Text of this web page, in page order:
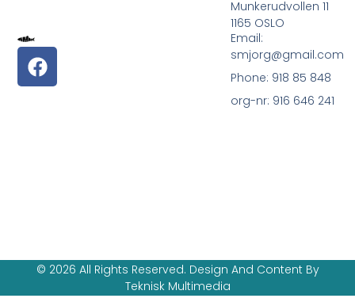
Munkerudvollen 11
1165 OSLO
Email:
smjorg@gmail.com
Phone: 918 85 848
org-nr: 916 646 241
© 2026 All Rights Reserved. Design And Content By
Teknisk Multimedia